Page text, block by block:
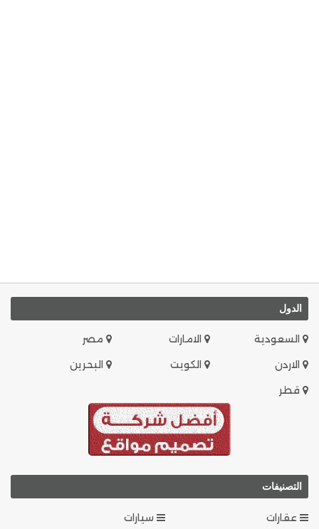
الدول
السعودية الامارات
مصر
الاردن
الكويت
البحرين
قطر
التصنيفات
عقارات
سيارات